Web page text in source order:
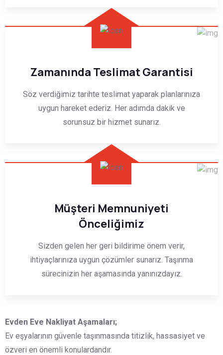
Zamanında Teslimat Garantisi
Söz verdiğimiz tarihte teslimat yaparak planlarınıza
uygun hareket ederiz. Her adımda dakik ve
sorunsuz bir hizmet sunarız.
Müşteri Memnuniyeti
Önceliğimiz
Sizden gelen her geri bildirime önem verir,
ihtiyaçlarınıza uygun çözümler sunarız. Taşınma
sürecinizin her aşamasında yanınızdayız.
Evden Eve Nakliyat Aşamaları;
Ev eşyalarının güvenle taşınmasında titizlik, hassasiyet ve
özveri en önemli konulardandır.